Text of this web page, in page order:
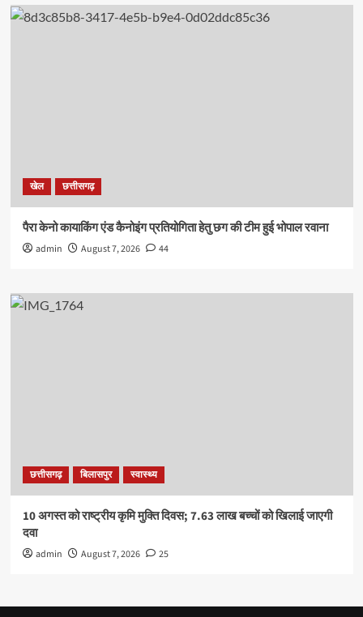
खेल छत्तीसगढ़
पैरा केनो कायाकिंग एंड कैनोइंग प्रतियोगिता हेतु छग की टीम हुई भोपाल रवाना
admin August 7, 2026 44
छत्तीसगढ़ बिलासपुर स्वास्थ्य
10 अगस्त को राष्ट्रीय कृमि मुक्ति दिवस; 7.63 लाख बच्चों को खिलाई जाएगी
दवा
admin August 7, 2026 25